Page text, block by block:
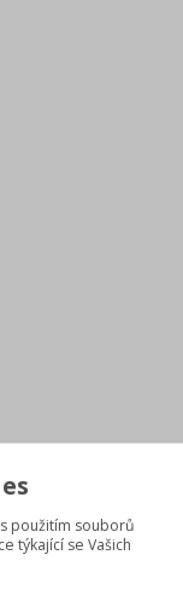
s použitím souborů
týkající se Vašich